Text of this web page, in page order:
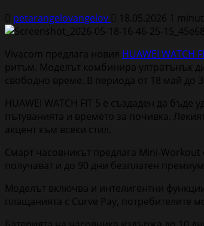
petarangelovangelov 18.05.2026 1
Vivacom предлага новия HUAWEI WATCH
ритъм. Моделът комбинира ултратънък
свободно време. В периода от 18 май до
HUAWEI WATCH FIT 5 е създаден да
пътуванията и времето за почивка.
акцент към всеки стил.
Смарт часовникът предлага Mini-
получават и до 90 дни безплатен
Моделът включва и интелигентни
плащанията с Curve Pay, потребителите